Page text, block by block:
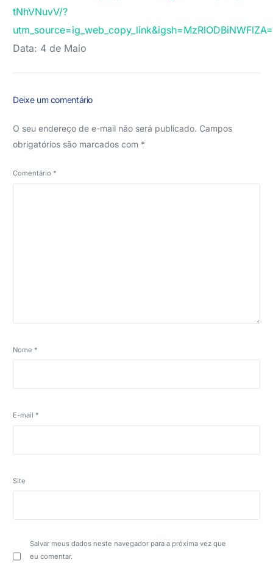
tNhVNuvV/?
Data: 4 de Maio
Deixe um comentário
O seu endereço de e-mail não será publicado. Campos
obrigatórios são marcados com *
Comentário *
Nome *
E-mail *
Site
Salvar meus dados neste navegador para a próxima vez que
eu comentar.